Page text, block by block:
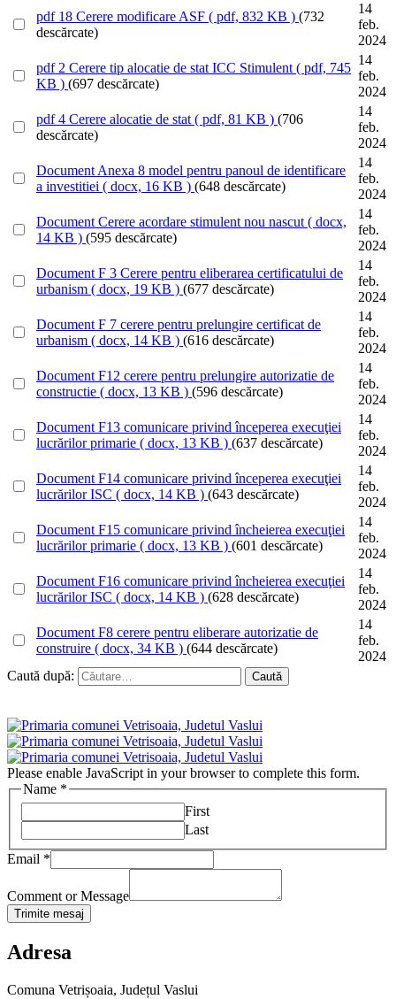
pdf 18 Cerere modificare ASF ( pdf, 832 KB ) (732
descărcate)
14
feb.
2024
pdf 2 Cerere tip alocatie de stat ICC Stimulent ( pdf, 745
KB ) (697 descărcate)
14
feb.
2024
pdf 4 Cerere alocatie de stat ( pdf, 81 KB ) (706
descărcate)
14
feb.
2024
Document Anexa 8 model pentru panoul de identificare
a investitiei ( docx, 16 KB ) (648 descărcate)
14
feb.
2024
Document Cerere acordare stimulent nou nascut ( docx,
14 KB ) (595 descărcate)
14
feb.
2024
Document F 3 Cerere pentru eliberarea certificatului de
urbanism ( docx, 19 KB ) (677 descărcate)
14
feb.
2024
Document F 7 cerere pentru prelungire certificat de
urbanism ( docx, 14 KB ) (616 descărcate)
14
feb.
2024
Document F12 cerere pentru prelungire autorizatie de
constructie ( docx, 13 KB ) (596 descărcate)
14
feb.
2024
Document F13 comunicare privind începerea execuţiei
lucrărilor primarie ( docx, 13 KB ) (637 descărcate)
14
feb.
2024
Document F14 comunicare privind începerea execuţiei
lucrărilor ISC ( docx, 14 KB ) (643 descărcate)
14
feb.
2024
Document F15 comunicare privind încheierea execuţiei
lucrărilor primarie ( docx, 13 KB ) (601 descărcate)
14
feb.
2024
Document F16 comunicare privind încheierea execuţiei
lucrărilor ISC ( docx, 14 KB ) (628 descărcate)
14
feb.
2024
Document F8 cerere pentru eliberare autorizatie de
construire ( docx, 34 KB ) (644 descărcate)
14
feb.
2024
Caută după:
Please enable JavaScript in your browser to complete this form.
Name *
First
Last
Email *
Comment or Message
Trimite mesaj
Adresa
Comuna Vetrișoaia, Județul Vaslui